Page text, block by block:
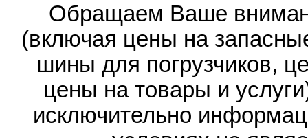
Обращаем Ваше
(включая цены на
шины для погрузчиков,
цены на товары и
исключительно